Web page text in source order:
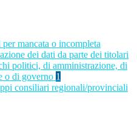
per mancata o incompleta
dei dati da parte dei titolari
politici, di amministrazione, di
o di governo 1
consiliari regionali/provinciali